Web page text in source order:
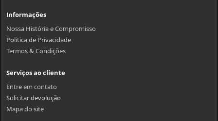
Informações
Nossa História e Compromisso
Politica de Privacidade
Termos & Condições
Serviços ao cliente
Entre em contato
Solicitar devolução
Mapa do site